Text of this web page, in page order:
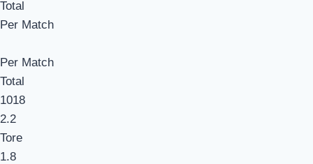
Total
Per Match
Per Match
Total
1018
2.2
Tore
1.8